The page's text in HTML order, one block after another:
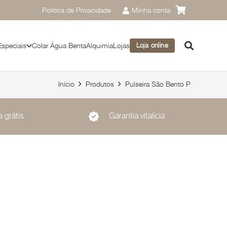
Política de Privacidade Minha conta
Colar Água BentaAlquimiaLojas Loja online
Início Produtos Pulseira São Bento P
grátis Garantia vitalícia